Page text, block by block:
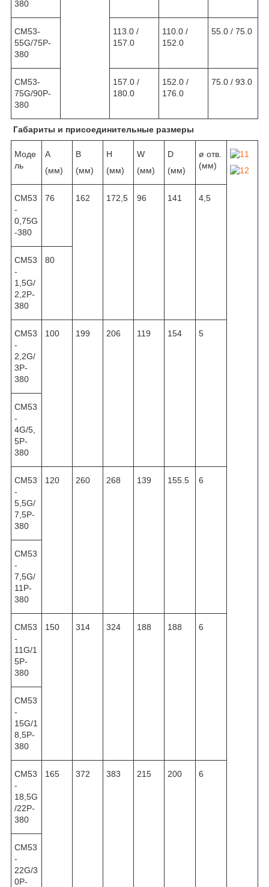
380
CM53-
55G/75P-
380
113.0 /
157.0
110.0 /
152.0
55.0 / 75.0
CM53-
75G/90P-
380
157.0 /
180.0
152.0 /
176.0
75.0 / 93.0
Габариты и присоединительные размеры
Моде
ль
A
(мм)
B
(мм)
H
(мм)
W
(мм)
D
(мм)
ø отв.
(мм)
CM53
-
0,75G
-380
76 162 172,5 96 141 4,5
CM53
-
1,5G/
2,2P-
380
80
CM53
-
2,2G/
3P-
380
100 199 206 119 154 5
CM53
-
4G/5,
5P-
380
CM53
-
5,5G/
7,5P-
380
120 260 268 139 155.5 6
CM53
-
7,5G/
11P-
380
CM53
-
11G/1
5P-
380
150 314 324 188 188 6
CM53
-
15G/1
8,5P-
380
CM53
-
18,5G
/22P-
380
165 372 383 215 200 6
CM53
-
22G/3
0P-